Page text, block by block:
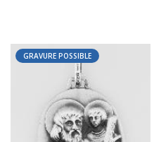
GRAVURE POSSIBLE
€5.00